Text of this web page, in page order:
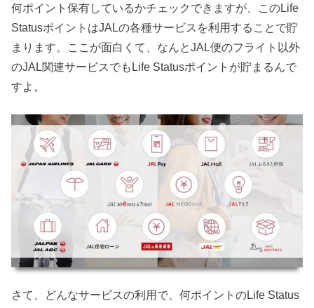
何ポイント保有しているかチェックできますが、このLife
StatusポイントはJALの各種サービスを利用することで貯
まります。ここが面白くて、なんとJAL便のフライト以外
のJAL関連サービスでもLife Statusポイントが貯まるんで
すよ。
さて、どんなサービスの利用で、何ポイントのLife Status